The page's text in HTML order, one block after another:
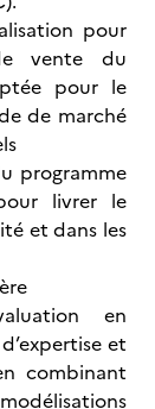
pour
vente du
pour le
de marché
programme
livrer le
et dans les
en
et
combinant